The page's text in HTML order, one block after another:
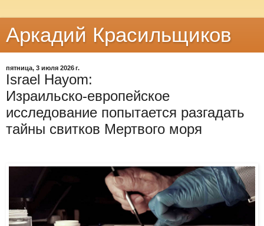
Аркадий Красильщиков
пятница, 3 июля 2026 г.
Israel Hayom:
Израильско‑европейское
исследование попытается разгадать
тайны свитков Мертвого моря